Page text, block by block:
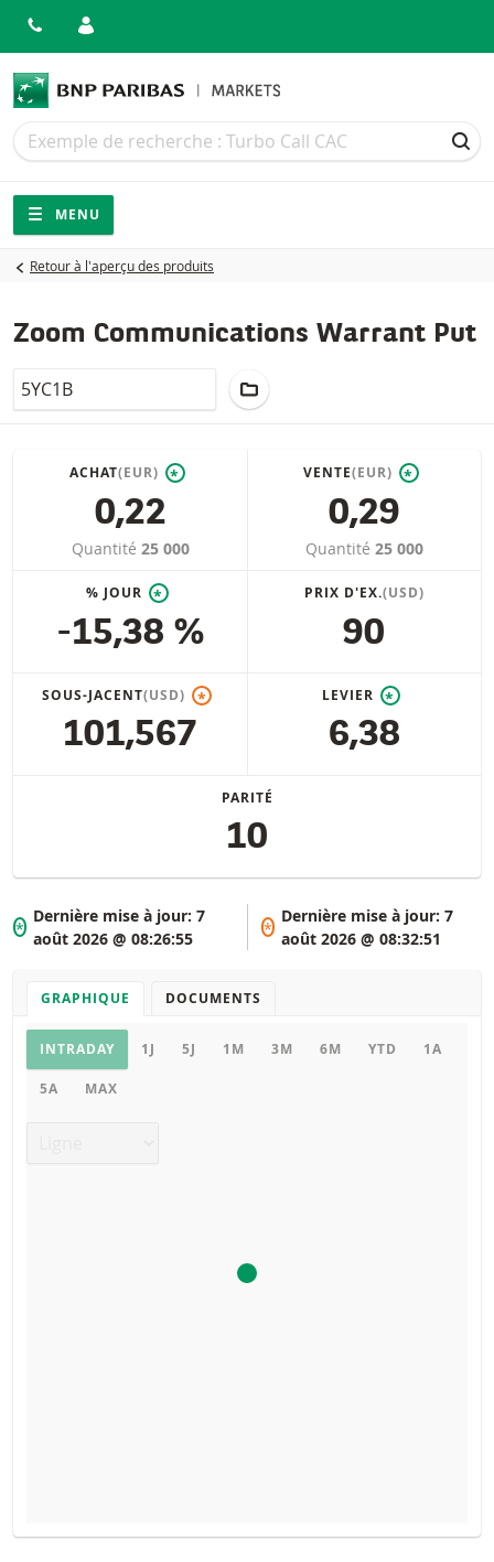
Recherche
Recherche
Navigation
Navigation sur le site
MENU
Retour à l'aperçu des produits
Zoom Communications Warrant Put
LocalCode
ACHAT(EUR) *
0,22
Quantité 25 000
VENTE(EUR) *
0,29
Quantité 25 000
% JOUR *
-15,38 %
PRIX D'EX.(USD)
90
SOUS-JACENT(USD) *
101,567
LEVIER *
6,38
PARITÉ
10
*
Dernière mise à jour:7
août 2026 @ 08:26:55
*
Dernière mise à jour: 7
août 2026 @ 08:32:51
GRAPHIQUE DOCUMENTS
Graphique
INTRADAY 1J 5J 1M 3M 6M YTD 1A
5A MAX
PROSPECTUS DE BASE